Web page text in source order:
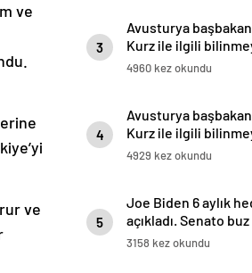
ve
ve
3
Avusturya
Kurz ile ilgili
4960 kez okundu
4
Avusturya
Kurz ile ilgili
4929 kez okundu
5
Joe Biden 6 aylık
açıkladı. Senato
3158 kez okundu